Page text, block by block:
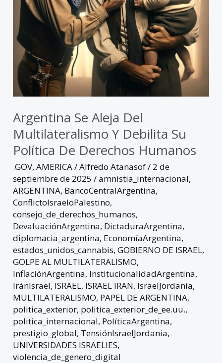
Argentina Se Aleja Del
Multilateralismo Y Debilita Su
Política De Derechos Humanos
.GOV,AMERICA/Alfredo Atanasof/ 2 de
septiembre de 2025/amnistia_internacional,
ARGENTINA, BancoCentralArgentina,
ConflictoIsraeloPalestino,
consejo_de_derechos_humanos,
DevaluaciónArgentina, DictaduraArgentina,
diplomacia_argentina, EconomíaArgentina,
estados_unidos_cannabis,GOBIERNO DE ISRAEL,
GOLPE AL MULTILATERALISMO,
InflaciónArgentina, InstitucionalidadArgentina,
IránIsrael, ISRAEL, ISRAEL IRAN, IsraelJordania,
MULTILATERALISMO, PAPEL DE ARGENTINA,
politica_exterior, politica_exterior_de_ee.uu.,
politica_internacional, PolíticaArgentina,
prestigio_global, TensiónIsraelJordania,
UNIVERSIDADES ISRAELIES,
violencia_de_genero_digital
política
de
derechos
humanos